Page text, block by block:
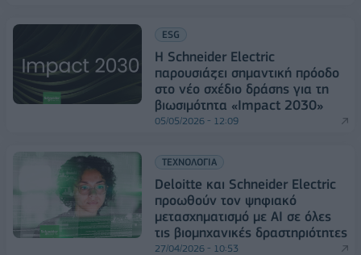
ESG
Η Schneider Electric
παρουσιάζει σημαντική πρόοδο
στο νέο σχέδιο δράσης για τη
βιωσιμότητα «Impact 2030»
05/05/2026 - 12:09
ΤΕΧΝΟΛΟΓΙΑ
Deloitte και Schneider Electric
προωθούν τον ψηφιακό
μετασχηματισμό με AI σε όλες
τις βιομηχανικές δραστηριότητες
27/04/2026 - 10:53